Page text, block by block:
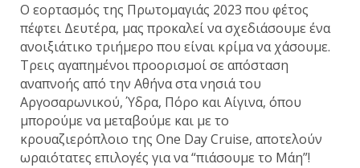
Ο εορτασμός της Πρωτομαγιάς 2023 που φέτος
πέφτει Δευτέρα, μας προκαλεί να σχεδιάσουμε ένα
ανοιξιάτικο τριήμερο που είναι κρίμα να χάσουμε.
Τρεις αγαπημένοι προορισμοί σε απόσταση
αναπνοής από την Αθήνα στα νησιά του
Αργοσαρωνικού, Ύδρα, Πόρο και Αίγινα, όπου
μπορούμε να μεταβούμε και με το
κρουαζιερόπλοιο της One Day Cruise, αποτελούν
ωραιότατες επιλογές για να “πιάσουμε το Μάη”!